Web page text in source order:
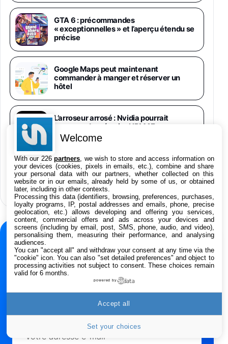
Galaxy S26 Ultra 512 Go Bleu
1019€1399€Fnac (Vendeur Tiers)
Galaxy S26 Ultra 256 Go Violet
892€1199€Fnac (Vendeur Tiers)
Philips SHK2000BL - Casque Enfant - Bleu &
Répartiteur Audio 5 Casques, Blanc
24,94€29,96€Fnac (Vendeur Tiers)
Asus RT-AC59U Routeur sans Fil Double
Bande Gigabit (Serveur et Client VPN, Triple
Vlan, Mode Point d'accès et Bridge, contrôle
Parental, Qos)
39,72€50,42€Amazon
Panasonic KX-TG6822 Téléphones Sans fil
Répondeur Ecran [Version Française]
31,67€47,96€Amazon
Smartphone APPLE iPhone 15 Noir 128Go
489,99€499,99€Boulanger
Smartphone APPLE iPhone 15 Bleu 128Go
499,99€Boulanger
Samsung Galaxy A56 5G, Smartphone
Android, 128 Go, Smartphone déverrouillé,
GTA 6 : précommandes
« exceptionnelles » et l’aperçu étendu se
précise
Google Maps peut maintenant
commander à manger et réserver un
hôtel
L’arroseur arrosé : Nvidia pourrait
manquer de mémoire HBM4E pour sa
plateforme Rubin Ultra
Suno va intégrer un watermark à ses
musiques générées par IA pour lutter
contre la fraude
NEWSLETTER
Ne manquez rien de
l’actualité Apple
bons plans chaque semaine.
Welcome
With our 226partners , we wish to store and access information on
your devices (cookies, pixels in emails, etc.), combine and share
your personal data with our partners, whether collected on this
website or in our emails, already held by some of us, or obtained
later, including in other contexts.
Processing this data (identifiers, browsing, preferences, purchases,
loyalty programs, IP, postal addresses and emails, phone, precise
geolocation, etc.) allows developing and offering you services,
content, commercial offers and ads across your devices and
screens (including by email, post, SMS, phone, audio, and video),
personalising them, measuring their performance, and analysing
audiences.
You can "accept all" and withdraw your consent at any time via the
"cookie" icon. You can also "set detailed preferences" and object to
processing activities not subject to consent. These choices remain
valid for 6 months.
powered by
Set your choices
Accept all